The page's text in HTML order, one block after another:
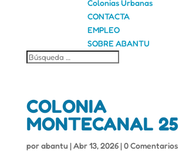
Colonias Urbanas
CONTACTA
EMPLEO
SOBRE ABANTU
COLONIA
MONTECANAL 25
porabantu |Abr 13, 2026|0 Comentarios